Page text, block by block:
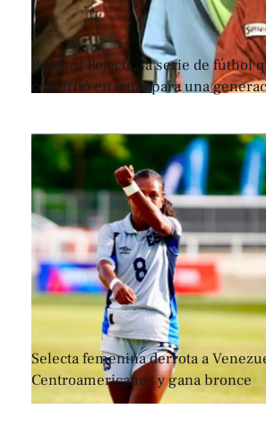
Renford Rejects, la serie de fútbol
convirtió en culto para una
Selecta femenina derrota a
Centroamericanos y gana bronce